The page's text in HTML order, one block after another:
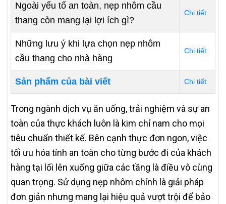
Ngoài yếu tố an toàn, nẹp nhôm cầu
thang còn mang lại lợi ích gì?
Chi tiết
Những lưu ý khi lựa chọn nẹp nhôm
cầu thang cho nhà hàng
Chi tiết
Sản phẩm của bài viết Chi tiết
Trong ngành dịch vụ ăn uống, trải nghiệm và sự an
toàn của thực khách luôn là kim chỉ nam cho mọi
tiêu chuẩn thiết kế. Bên cạnh thực đơn ngon, việc
tối ưu hóa tính an toàn cho từng bước đi của khách
hàng tại lối lên xuống giữa các tầng là điều vô cùng
quan trọng. Sử dụng nẹp nhôm chính là giải pháp
đơn giản nhưng mang lại hiệu quả vượt trội để bảo